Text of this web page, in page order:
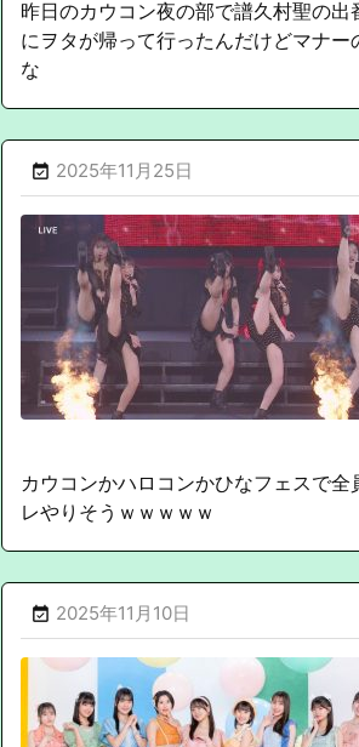
昨日のカウコン夜の部で譜久村聖の出
にヲタが帰って行ったんだけどマナー
な
 2025年11月25日
カウコンかハロコンかひなフェスで全
レやりそうｗｗｗｗｗ
 2025年11月10日